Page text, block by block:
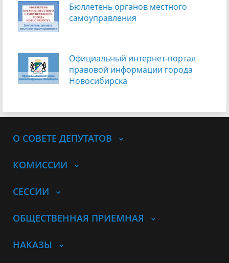
Бюллетень органов местного
самоуправления
Официальный интернет-портал
правовой информации города
Новосибирска
О СОВЕТЕ ДЕПУТАТОВ
КОМИССИИ
СЕССИИ
ОБЩЕСТВЕННАЯ ПРИЕМНАЯ
НАКАЗЫ